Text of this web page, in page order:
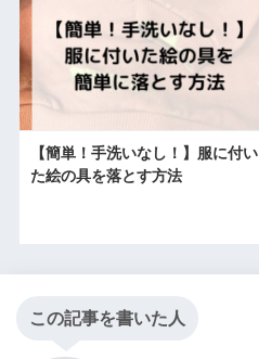
【簡単！手洗いなし！】服に付い
た絵の具を落とす方法
この記事を書いた人